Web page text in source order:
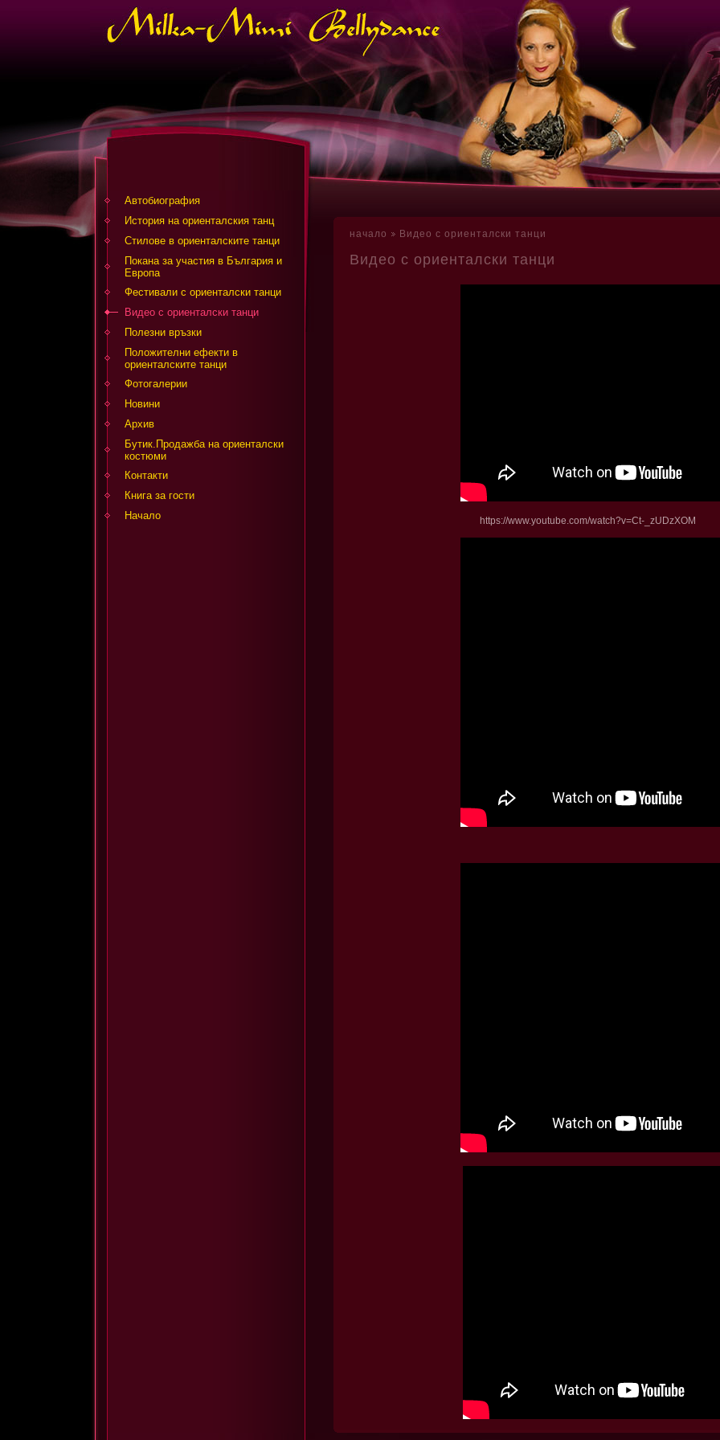
Автобиография
История на ориенталския танц
Стилове в ориенталските танци
Покана за участия в България и
Европа
Фестивали с ориенталски танци
Видео с ориенталски танци
Полезни връзки
Положителни ефекти в
ориенталските танци
Фотогалерии
Новини
Архив
Бутик.Продажба на ориенталски
костюми
Контакти
Книга за гости
Начало
начало Видео с ориенталски танци
Видео с ориенталски танци
https://www.youtube.com/